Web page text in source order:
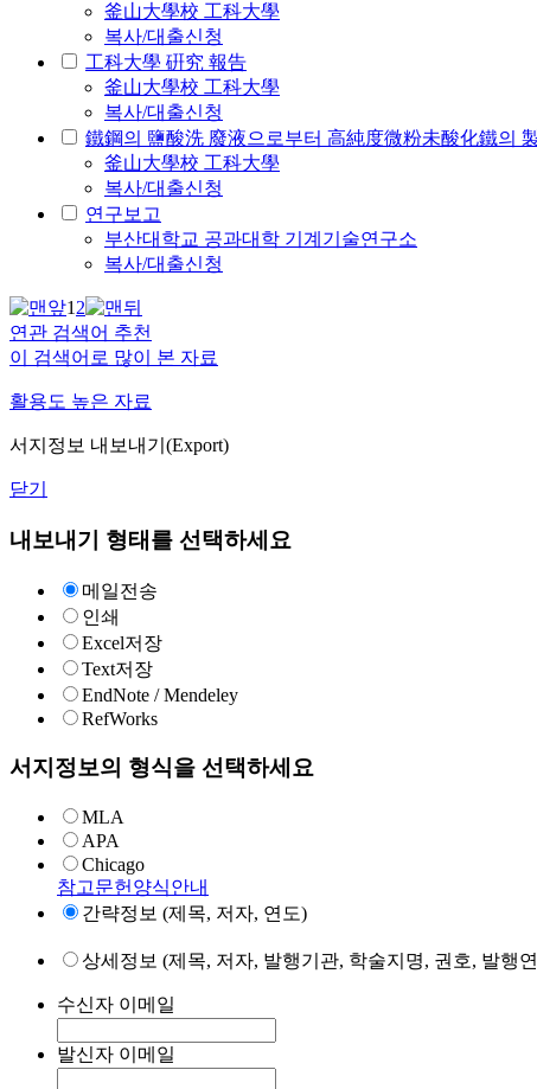
釜山大學校 工科大學
복사/대출신청
工科大學 硏究 報告
釜山大學校 工科大學
복사/대출신청
鐵鋼의 鹽酸洗 廢液으로부터 高純度微粉未酸化鐵의
釜山大學校 工科大學
복사/대출신청
연구보고
부산대학교 공과대학 기계기술연구소
복사/대출신청
12
연관 검색어 추천
이 검색어로 많이 본 자료
활용도 높은 자료
서지정보 내보내기(Export)
닫기
내보내기 형태를 선택하세요
메일전송
인쇄
Excel저장
Text저장
EndNote / Mendeley
RefWorks
서지정보의 형식을 선택하세요
MLA
APA
Chicago
참고문헌양식안내
간략정보 (제목, 저자, 연도)
상세정보 (제목, 저자, 발행기관, 학술지명, 권호, 발행
수신자 이메일
발신자 이메일